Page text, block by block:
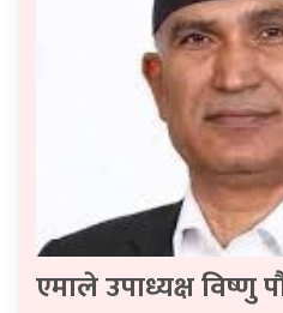
एमाले उपाध्यक्ष विष्णु